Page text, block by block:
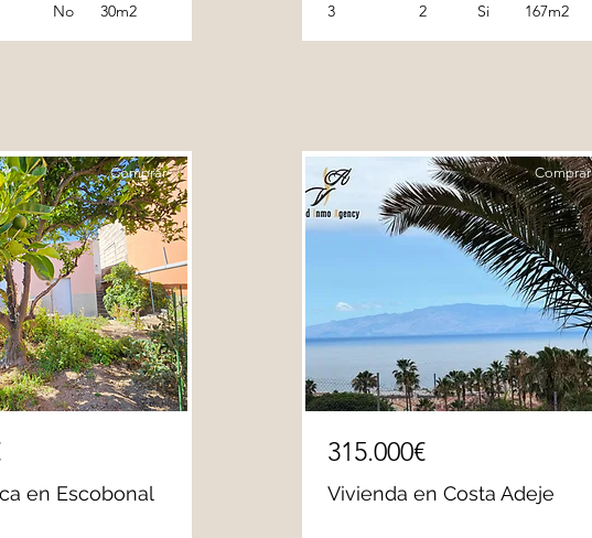
No 30m2
Comprar
en Escobonal
3 2 Si 167m2
Comprar
315.000€
Vivienda en Costa Adeje